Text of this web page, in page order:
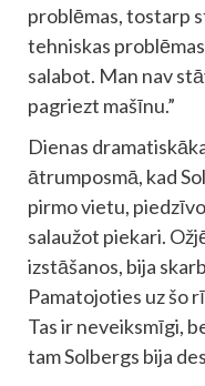
problēmas, tostarp
tehniskas
salabot. Man nav
pagriezt mašīnu.”
Dienas
ātrumposmā, kad
pirmo vietu,
salaužot piekari.
izstāšanos, bija
Pamatojoties uz šo
Tas ir neveiksmīgi,
tam Solbergs bija